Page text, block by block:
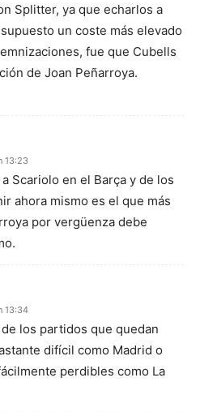
Splitter, ya que echarlos a
un coste más elevado
fue que Cubells
de Joan Peñarroya.
13:23
Scariolo en el Barça y de los
ahora mismo es el que más
por vergüenza debe
13:34
los partidos que quedan
difícil como Madrid o
perdibles como La